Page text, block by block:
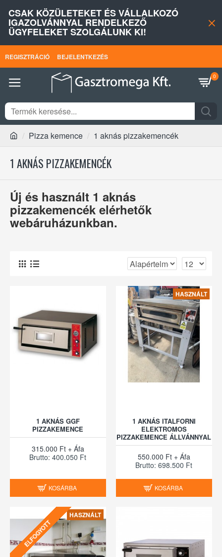
CSAK KÖZÜLETEKET ÉS VÁLLALKOZÓ
IGAZOLVÁNNYAL RENDELKEZŐ
ÜGYFELEKET SZOLGÁLUNK KI!
REGISZTRÁCIÓ BEJELENTKEZÉS
0
Pizza kemence 1 aknás pizzakemencék
1 AKNÁS PIZZAKEMENCÉK
Új és használt 1 aknás
pizzakemencék elérhetők
webáruházunkban.
1 AKNÁS GGF
PIZZAKEMENCE
315.000 Ft + Áfa
Brutto: 400.050 Ft
KOSÁRBA
HASZNÁLT
1 AKNÁS ITALFORNI
ELEKTROMOS
PIZZAKEMENCE ÁLLVÁNNYAL
550.000 Ft + Áfa
Brutto: 698.500 Ft
KOSÁRBA
HASZNÁLT
ELFOGYOTT